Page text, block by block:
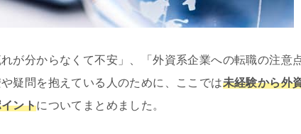
が分からなくて不安」、「外資系企業への転職の注意
疑問を抱えている人のために、ここでは未経験から外
ントについてまとめました。